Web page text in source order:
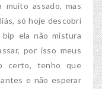
muito assado, mas
só hoje descobri
ela não mistura
por isso meus
certo, tenho que
e não esperar